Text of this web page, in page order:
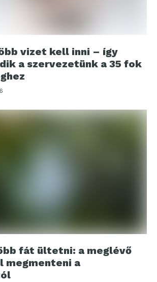
vizet kell inni – így
a szervezetünk a 35 fok
fát ültetni: a meglévő
megmenteni a